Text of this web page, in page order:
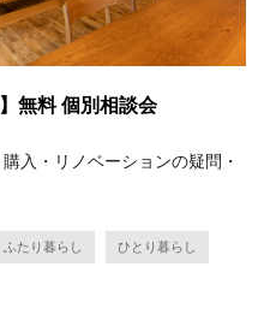
無料 個別相談会
入・リノベーションの疑問・
ふたり暮らし ひとり暮らし